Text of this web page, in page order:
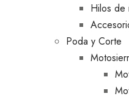
Hilos de
Poda y Corte